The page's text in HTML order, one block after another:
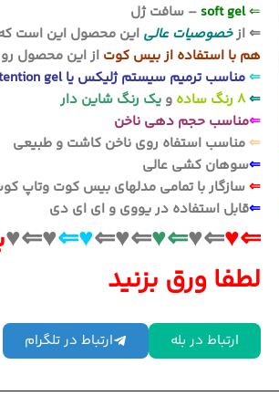
⇐
soft gel– سافت ژل
⇐ ازخصوصیات عالی این محصول این است
هم با استفاده از بیس کوت از این محصول
⇐مناسب ترمیم سیستم ژلیکس یا fast extention gel یا gel.x
⇐8 رنگ ساده و یک رنگ شاین دار
⇐مناسب حجم دهی ناخن
⇐ مناسب استفاه روی ناخن کاشت و طبیعی
⇐سوهان کشی عالی
⇐سازگار با تمامی مدلهای بیس کوت وتاپ
⇐قابل استفاده در یووی و ای ای دی
⇐♥
⇐♥
⇐♥
⇐♥⇐
♥⇐
♥⇐♥
لطفا ورق بزنید
ارتباط در بله ارتباط در تلگرام